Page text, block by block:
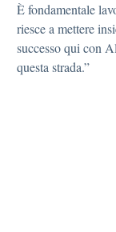
È fondamentale
riesce a mettere
successo qui con
questa strada.”